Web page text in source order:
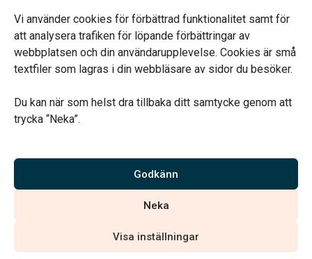
Vi använder cookies för förbättrad funktionalitet samt för
att analysera trafiken för löpande förbättringar av
webbplatsen och din användarupplevelse. Cookies är små
textfiler som lagras i din webbläsare av sidor du besöker.
Du kan när som helst dra tillbaka ditt samtycke genom att
trycka “Neka”.
Godkänn
Neka
Visa inställningar
Telefonjour dygnet runt.
Vårt systerbolag Verahill hjälper dig med familjejuridiken –
Vi är auktoriserade av Sveriges Begravningsbyråers Förbund och
har högt ställda krav på utbildning, kvalitet, miljö och arbetsmiljö.